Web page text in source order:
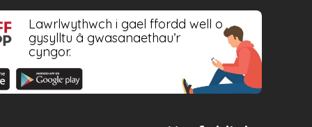
Lawrlwythwch i gael ffordd well o
gysylltu â gwasanaethau’r
cyngor.